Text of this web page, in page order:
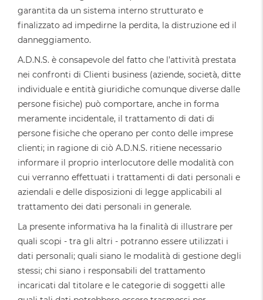
garantita da un sistema interno strutturato e
finalizzato ad impedirne la perdita, la distruzione ed il
danneggiamento.
A.D.N.S. è consapevole del fatto che l’attività prestata
nei confronti di Clienti business (aziende, società, ditte
individuale e entità giuridiche comunque diverse dalle
persone fisiche) può comportare, anche in forma
meramente incidentale, il trattamento di dati di
persone fisiche che operano per conto delle imprese
clienti; in ragione di ciò A.D.N.S. ritiene necessario
informare il proprio interlocutore delle modalità con
cui verranno effettuati i trattamenti di dati personali e
aziendali e delle disposizioni di legge applicabili al
trattamento dei dati personali in generale.
La presente informativa ha la finalità di illustrare per
quali scopi - tra gli altri - potranno essere utilizzati i
dati personali; quali siano le modalità di gestione degli
stessi; chi siano i responsabili del trattamento
incaricati dal titolare e le categorie di soggetti alle